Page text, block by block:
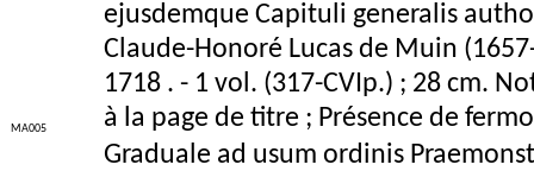
MA005
ejusdemque Capituli generalis
Claude-Honoré Lucas de Muin
1718 . - 1 vol. (317-CVIp.) ; 28 cm.
à la page de titre ; Présence de
Graduale ad usum ordinis